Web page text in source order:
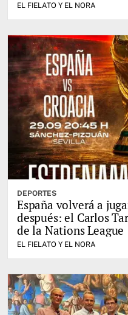
EL FIELATO Y EL NORA
DEPORTES
España volverá a
después: el Carlos
de la Nations League
EL FIELATO Y EL NORA